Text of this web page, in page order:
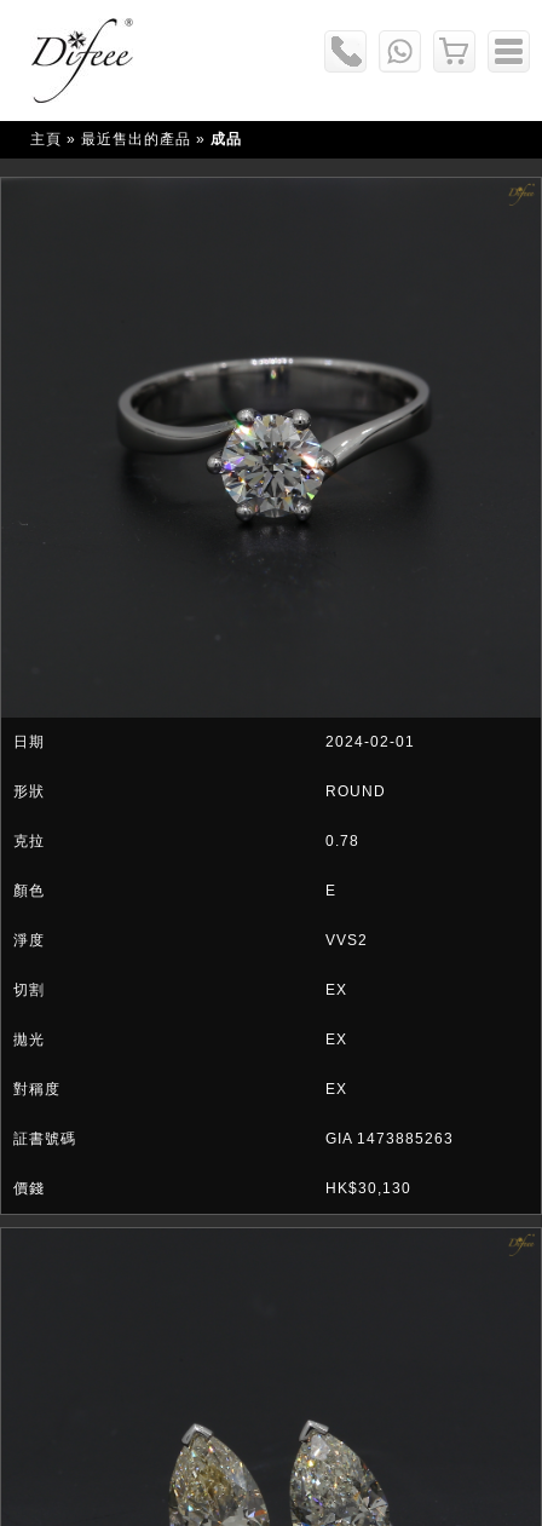
主頁 » 最近售出的產品 » 成品
2024-02-01
ROUND
0.78
E
VVS2
EX
EX
EX
GIA 1473885263
HK$30,130